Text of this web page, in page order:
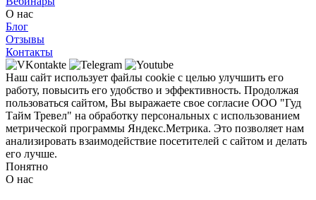
О нас
Блог
Отзывы
Контакты
Наш сайт использует файлы cookie с целью улучшить его
работу, повысить его удобство и эффективность. Продолжая
пользоваться сайтом, Вы выражаете свое согласие ООО "Гуд
Тайм Тревел" на обработку персональных с использованием
метрической программы Яндекс.Метрика. Это позволяет нам
анализировать взаимодействие посетителей с сайтом и делать
его лучше.
Понятно
О нас